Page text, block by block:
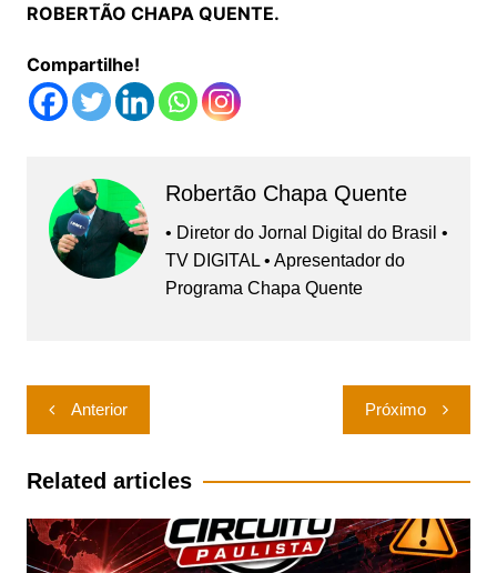
ROBERTÃO CHAPA QUENTE.
Compartilhe!
Robertão Chapa Quente
• Diretor do Jornal Digital do Brasil •
TV DIGITAL • Apresentador do
Programa Chapa Quente
Navegação
de
Post
Anterior Próximo
Related articles